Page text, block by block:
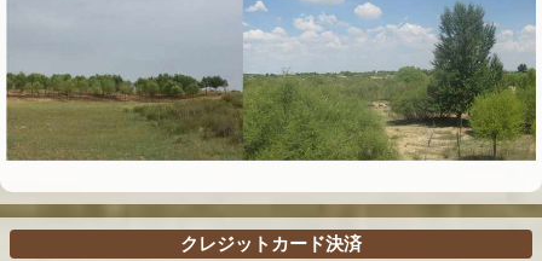
クレジットカード決済